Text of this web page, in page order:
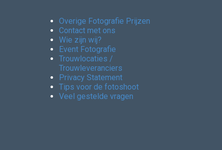
Overige Fotografie Prijzen
Contact met ons
Wie zijn wij?
Event Fotografie
Trouwlocaties /
Trouwleveranciers
Privacy Statement
Tips voor de fotoshoot
Veel gestelde vragen